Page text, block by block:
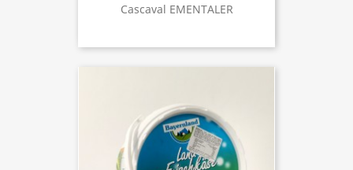
Cascaval EMENTALER